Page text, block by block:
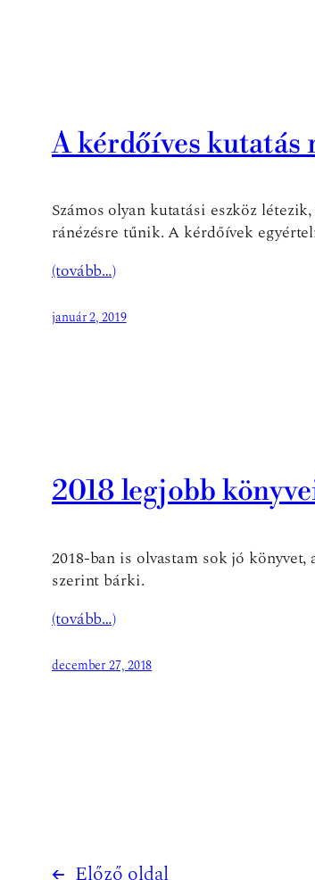
A kérdőíves kutatás
Számos olyan kutatási eszköz
ránézésre tűnik. A kérdőívek
(tovább…)
január 2, 2019
2018 legjobb
2018-ban is olvastam sok jó
szerint bárki.
(tovább…)
december 27, 2018
← Előző oldal